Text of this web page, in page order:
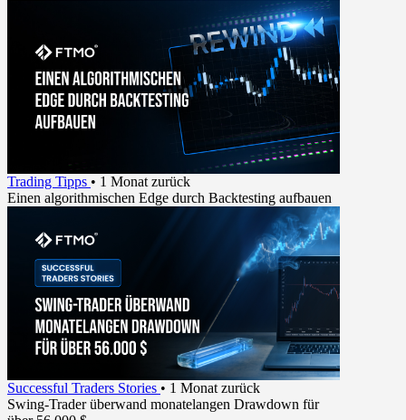
Trading Tipps • 1 Monat zurück
Einen algorithmischen Edge durch Backtesting aufbauen
Successful Traders Stories • 1 Monat zurück
Swing-Trader überwand monatelangen Drawdown für